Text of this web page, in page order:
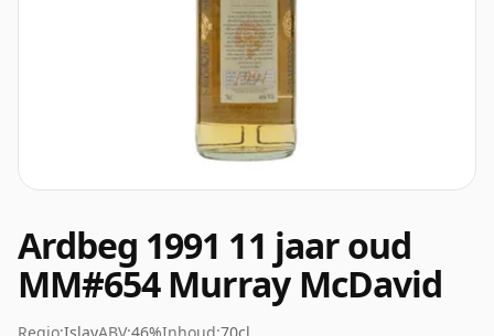
Ardbeg 1991 11 jaar oud
MM#654 Murray McDavid